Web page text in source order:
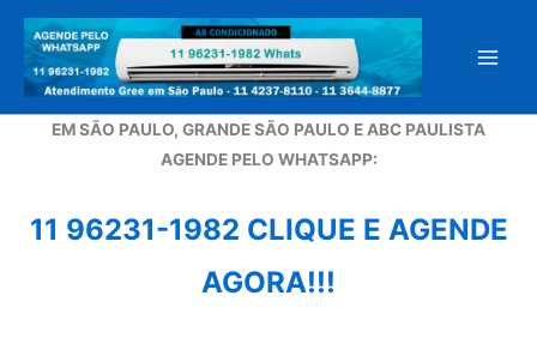
para
conteúdo
EM SÃO PAULO, GRANDE SÃO PAULO E ABC PAULISTA
AGENDE PELO WHATSAPP:
11 96231-1982 CLIQUE E AGENDE
AGORA!!!